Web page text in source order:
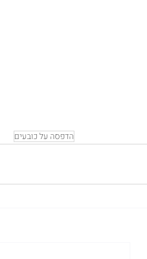
הדפסה על כובעים